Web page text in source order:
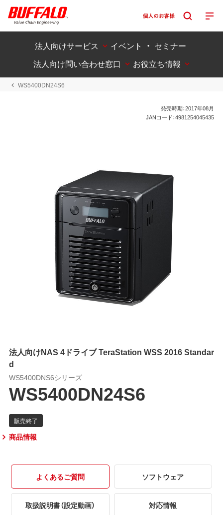
法人向けサービス
イベント ・ セミナー
法人向け問い合わせ窓口
お役立ち情報
WS5400DN24S6
発売時期：2017年08月
JANコード：4981254045435
法人向けNAS 4ドライブ TeraStation WSS 2016 Standar
d
WS5400DNS6シリーズ
WS5400DN24S6
商品情報
よくあるご質問 ソフトウェア
取扱説明書（設定動画） 対応情報